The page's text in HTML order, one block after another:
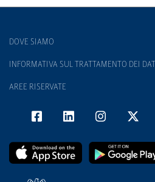
DOVE SIAMO
INFORMATIVA SUL TRATTAMENTO DEI DATI
AREE RISERVATE